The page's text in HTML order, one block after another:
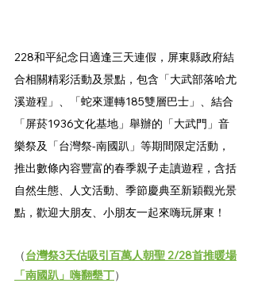
228和平紀念日適逢三天連假，屏東縣政府結
合相關精彩活動及景點，包含「大武部落哈尤
溪遊程」、「蛇來運轉185雙層巴士」、結合
「屏菸1936文化基地」舉辦的「大武門」音
樂祭及「台灣祭-南國趴」等期間限定活動，
推出數條內容豐富的春季親子走讀遊程，含括
自然生態、人文活動、季節慶典至新穎觀光景
點，歡迎大朋友、小朋友一起來嗨玩屏東！
（台灣祭3天估吸引百萬人朝聖 2/28首推暖場
「南國趴」嗨翻墾丁）